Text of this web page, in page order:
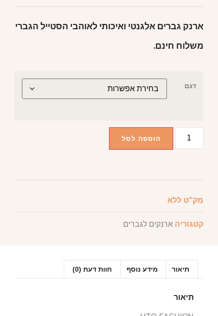
ארנק גברים אלגנטי ואיכותי לאוהבי הסטייל הגברי
משלוח חינם.
דגם
הוספה לסל
מק"ט ללא
קטגוריה ארנקים לגברים
תיאור מידע נוסף חוות דעת (0)
תיאור